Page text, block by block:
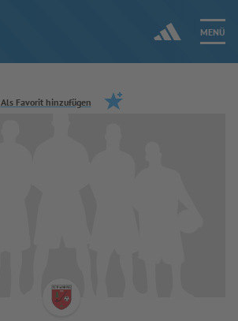
MENÜ
Jetzt einloggen
Als Favorit hinzufügen